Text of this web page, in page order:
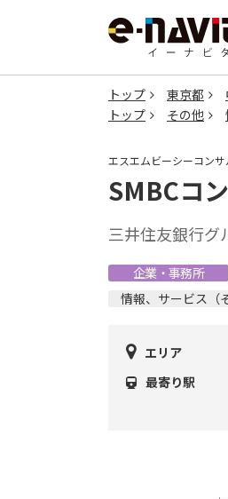
トップ 東京都
トップ
その他
エスエムビーシーコン
SMBCコ
三井住友銀行グ
企業・事務所
情報、サービス（
エリア
最寄り駅